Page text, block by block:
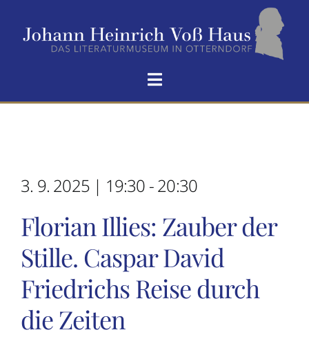
Inhalt
springen
Toggle
HOMERS ODÜSSEE
NEUIGKEITEN
3. 9. 2025 | 19:30 - 20:30
Florian Illies: Zauber der
Stille. Caspar David
Friedrichs Reise durch
die Zeiten